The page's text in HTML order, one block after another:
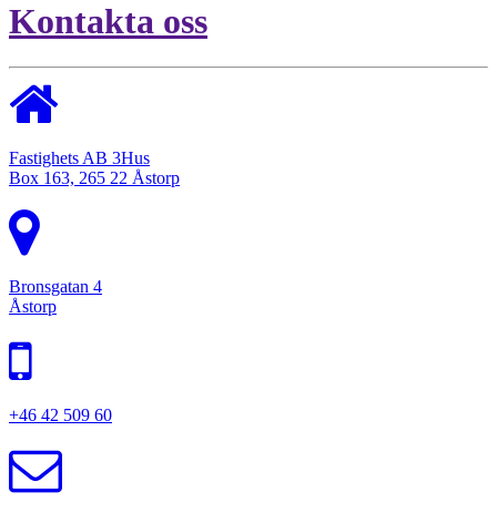
Kontakta oss
Fastighets AB 3Hus
Box 163, 265 22 Åstorp
Bronsgatan 4
Åstorp
+46 42 509 60